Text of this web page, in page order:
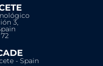
3,
- Spain